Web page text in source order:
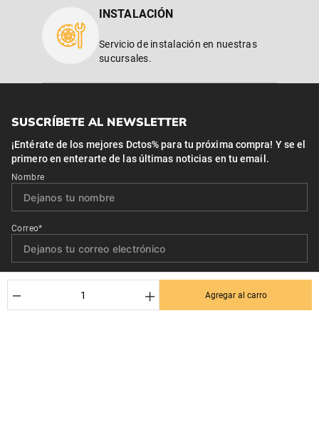
＋
－ Agregar al carro
INSTALACIÓN
Servicio de instalación en nuestras
sucursales.
SUSCRÍBETE AL NEWSLETTER
¡Entérate de los mejores Dctos% para tu próxima compra! Y se el
primero en enterarte de las últimas noticias en tu email.
Nombre
Correo*
Quiero recibir el newsletter con promociones.